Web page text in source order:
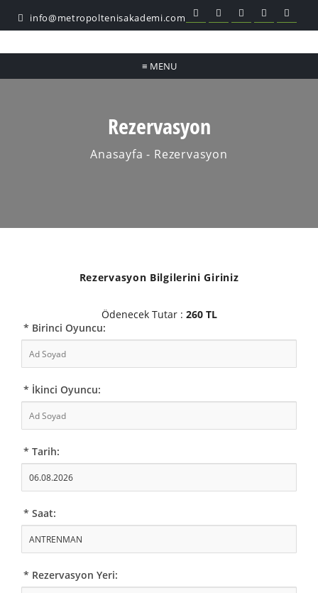
info@metropoltenisakademi.com
≡ MENU
Rezervasyon
Anasayfa - Rezervasyon
Rezervasyon Bilgilerini Giriniz
Ödenecek Tutar : 260 TL
* Birinci Oyuncu:
* İkinci Oyuncu:
* Tarih:
* Saat:
* Rezervasyon Yeri: